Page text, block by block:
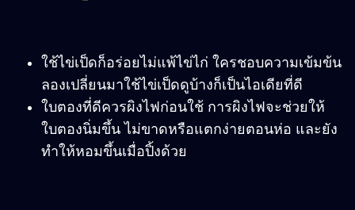
ใช้ไข่เป็ดก็อร่อยไม่แพ้ไข่ไก่ ใครชอบความเข้มข้น
ลองเปลี่ยนมาใช้ไข่เป็ดดูบ้างก็เป็นไอเดียที่ดี
ใบตองที่ดีควรผิงไฟก่อนใช้ การผิงไฟจะช่วยให้
ใบตองนิ่มขึ้น ไม่ขาดหรือแตกง่ายตอนห่อ และยัง
ทำให้หอมขึ้นเมื่อปิ้งด้วย